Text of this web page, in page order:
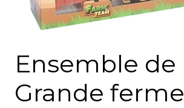
Ensemble de
Grande ferme